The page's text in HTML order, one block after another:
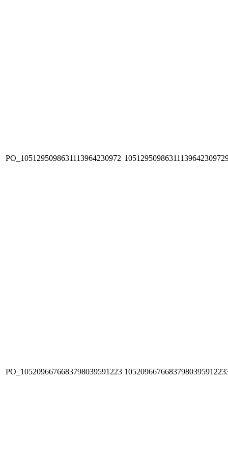
PO_1051295098631113964230972
PO_1052096676683798039591223